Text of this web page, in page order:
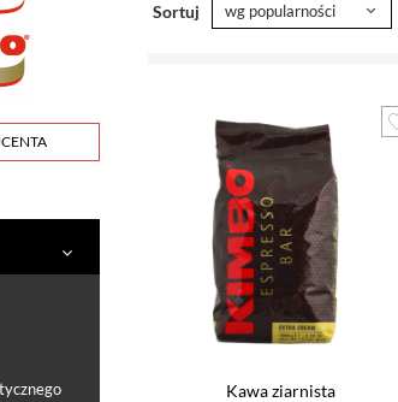
Sortuj wg popularności
Kawa ziarnista